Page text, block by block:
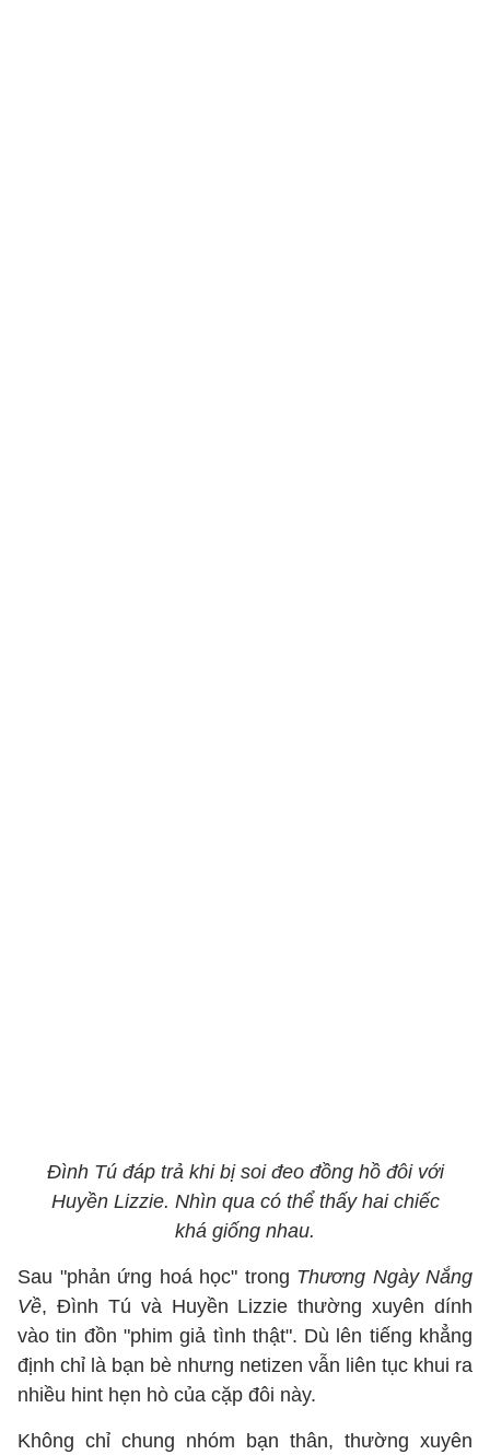
Đình Tú đáp trả khi bị soi đeo đồng hồ đôi với
Huyền Lizzie. Nhìn qua có thể thấy hai chiếc
khá giống nhau.
Sau "phản ứng hoá học" trong Thương Ngày Nắng
Về, Đình Tú và Huyền Lizzie thường xuyên dính
vào tin đồn "phim giả tình thật". Dù lên tiếng khẳng
định chỉ là bạn bè nhưng netizen vẫn liên tục khui ra
nhiều hint hẹn hò của cặp đôi này.
Không chỉ chung nhóm bạn thân, thường xuyên